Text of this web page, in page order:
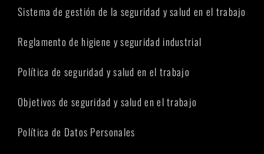
Sistema de gestión de la seguridad y salud en el trabajo
Reglamento de higiene y seguridad industrial
Política de seguridad y salud en el trabajo
Objetivos de seguridad y salud en el trabajo
Política de Datos Personales